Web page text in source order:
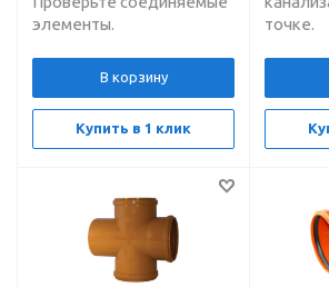
элементы.
В корзину
Купить в 1 клик
точке.